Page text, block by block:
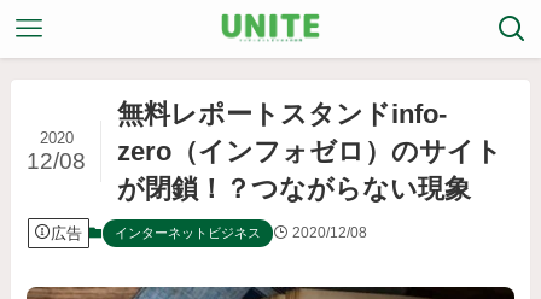
無料レポートスタンドinfo-
zero（インフォゼロ）のサイト
が閉鎖！？つながらない現象
2020
12/08
広告 インターネットビジネス 2020/12/08